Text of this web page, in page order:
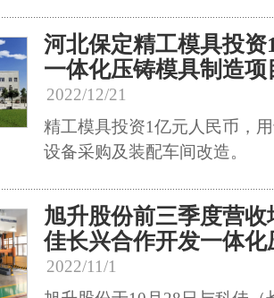
河北保定精工模具投
一体化压铸模具制造项
2022/12/21
精工模具投资1亿元人民币，
设备采购及装配车间改造。
旭升股份前三季度营
佳长兴合作开发一体化
2022/11/1